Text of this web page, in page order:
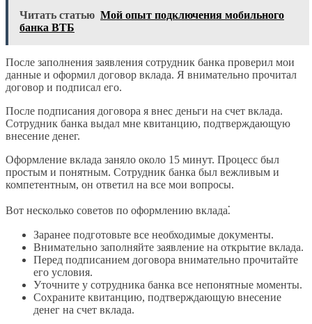
Читать статью Мой опыт подключения мобильного
банка ВТБ
После заполнения заявления сотрудник банка проверил мои
данные и оформил договор вклада. Я внимательно прочитал
договор и подписал его.
После подписания договора я внес деньги на счет вклада.
Сотрудник банка выдал мне квитанцию, подтверждающую
внесение денег.
Оформление вклада заняло около 15 минут. Процесс был
простым и понятным. Сотрудник банка был вежливым и
компетентным, он ответил на все мои вопросы.
Вот несколько советов по оформлению вклада⁚
Заранее подготовьте все необходимые документы.
Внимательно заполняйте заявление на открытие вклада.
Перед подписанием договора внимательно прочитайте
его условия.
Уточните у сотрудника банка все непонятные моменты.
Сохраните квитанцию, подтверждающую внесение
денег на счет вклада.